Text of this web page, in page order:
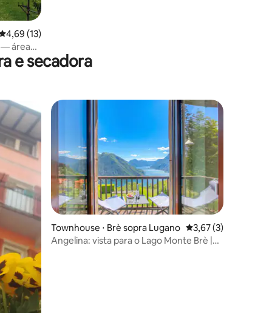
de uma avaliação média de 5, 13 avaliações
4,69 (13)
— área
e secadora
Townhouse ⋅ Brè sopra Lugano 3,67 de uma
3,67 (3)
Angelina: vista para o Lago Monte Brè |